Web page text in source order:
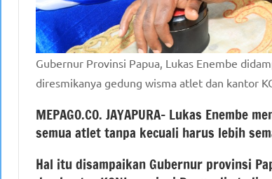
Gubernur Provinsi Papua, Lukas Enembe
diresmikanya gedung wisma atlet dan kantor
MEPAGO.CO. JAYAPURA– Lukas
semua atlet tanpa kecuali harus lebih
Hal itu disampaikan Gubernur provinsi